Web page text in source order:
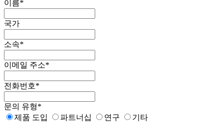
이름*
국가
소속*
이메일 주소*
전화번호*
문의 유형*
제품 도입
파트너십 연구
기타